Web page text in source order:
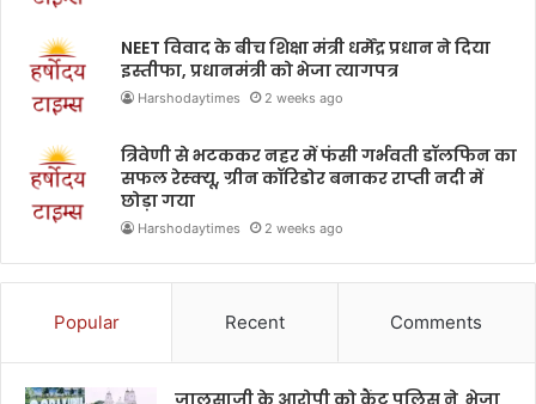
NEET विवाद के बीच शिक्षा मंत्री धर्मेंद्र प्रधान ने दिया
इस्तीफा, प्रधानमंत्री को भेजा त्यागपत्र
Harshodaytimes 2 weeks ago
त्रिवेणी से भटककर नहर में फंसी गर्भवती डॉलफिन का
सफल रेस्क्यू, ग्रीन कॉरिडोर बनाकर राप्ती नदी में
छोड़ा गया
Harshodaytimes 2 weeks ago
Popular Recent Comments
जालसाजी के आरोपी को कैंट पुलिस ने भेजा